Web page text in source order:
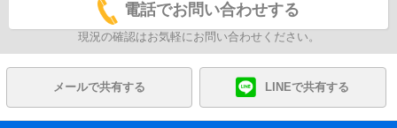
電話でお問い合わせする
現況の確認はお気軽にお問い合わせください。
メールで共有する LINEで共有する